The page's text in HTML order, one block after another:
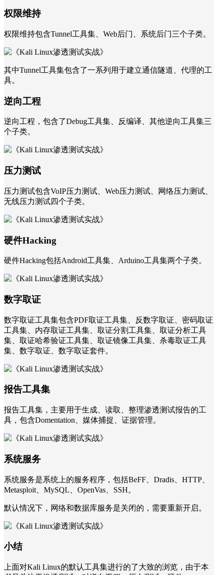
权限维持
权限维持包含Tunnel工具集、Web后门、系统后门三个子类。
其中Tunnel工具集包含了一系列用于建立通信隧道、代理的工
具。
逆向工程
逆向工程，包含了Debug工具集、反编译、其他逆向工具集三
个子类。
压力测试
压力测试包含VoIP压力测试、Web压力测试、网络压力测试、
无线压力测试四个子类。
硬件Hacking
硬件Hacking包括Android工具集、Arduino工具集两个子类。
数字取证
数字取证工具集包含PDF取证工具集、反数字取证、密码取证
工具集、内存取证工具集、取证分割工具集、取证分析工具
集、取证哈希验证工具集、取证镜像工具集、杀毒取证工具
集、数字取证、数字取证套件。
报告工具集
报告工具集，主要用于生成、读取、整理渗透测试报告的工
具，包含Domentation、媒体捕捉、证据管理。
系统服务
系统服务是系统上的服务程序，包括BeFF、Dradis、HTTP、
Metasploit、MySQL、OpenVas、SSH。
默认情况下，网络和数据库服务是关闭的，需要重新开启。
小结
上面对Kali Linux的默认工具集进行的了大致的浏览，由于本